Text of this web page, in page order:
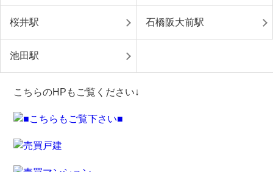
桜井駅 石橋阪大前駅
池田駅
こちらのHPもご覧ください↓